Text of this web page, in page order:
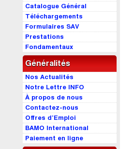
Catalogue Général
Téléchargements
Formulaires SAV
Prestations
Fondamentaux
Généralités
Nos Actualités
Notre Lettre INFO
À propos de nous
Contactez-nous
Offres d’Emploi
BAMO International
Paiement en ligne